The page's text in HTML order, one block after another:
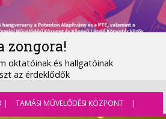
zongora!
oktatóinak és hallgatóinak
az érdeklődők
| TAMÁSI MŰVELŐDÉSI KÖZPONT
|